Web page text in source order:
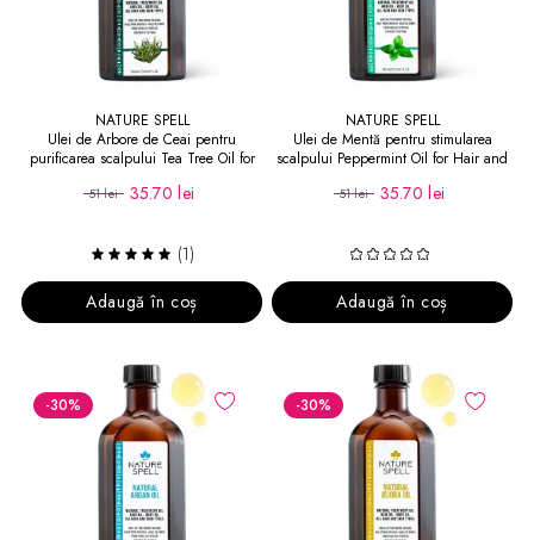
NATURE SPELL
Ulei de Arbore de Ceai pentru
purificarea scalpului Tea Tree Oil for
51 lei 35.70 lei
(1)
Adaugă în coș
NATURE SPELL
Ulei de Mentă pentru stimularea
scalpului Peppermint Oil for Hair and
51 lei 35.70 lei
Adaugă în coș
-30% -30%